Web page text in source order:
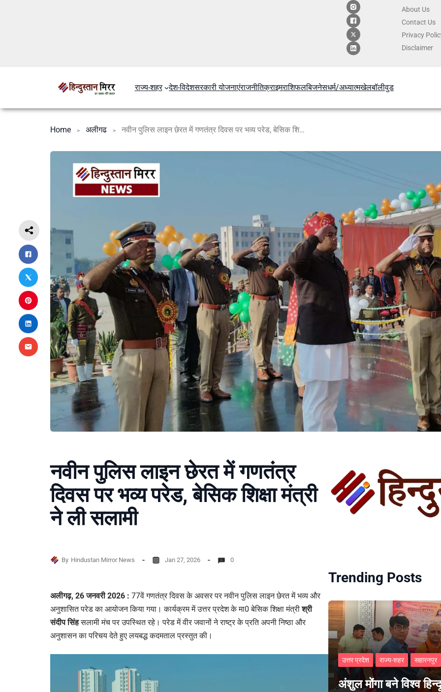
About Us
Contact Us
Privacy
Disclaimer
राज्य-शहर देश-विदेशसरकारी योजनाएंराजनीतिक्राइमराशिफलबिजनेसधर्म/अध्यात्मखेलबॉलीवुड
Home अलीगढ नवीन पुलिस लाइन छेरत में गणतंत्र दिवस पर भव्य परेड, बेसिक शिक्षा मंत्री ने ली सलामी
नवीन पुलिस लाइन छेरत में गणतंत्र
दिवस पर भव्य परेड, बेसिक शिक्षा मंत्री
ने ली सलामी
By Hindustan Mirror News Jan 27, 2026 0
अलीगढ़, 26 जनवरी 2026 : 77वें गणतंत्र दिवस के अवसर पर नवीन पुलिस लाइन छेरत में भव्य और
अनुशासित परेड का आयोजन किया गया। कार्यक्रम में उत्तर प्रदेश के मा0 बेसिक शिक्षा मंत्रीश्री
संदीप सिंहसलामी मंच पर उपस्थित रहे। परेड में वीर जवानों ने राष्ट्र के प्रति अपनी निष्ठा और
अनुशासन का परिचय देते हुए लयबद्ध कदमताल प्रस्तुत की।
Trending Posts
उत्तर प्रदेश राज्य-शहर सहारनपुर
अंशुल मोंगा बने विश्व